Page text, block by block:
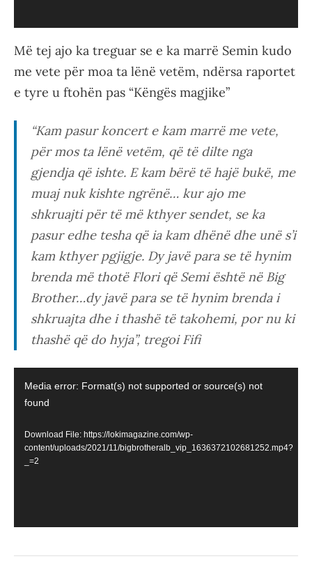
Më tej ajo ka treguar se e ka marrë Semin kudo
me vete për moa ta lënë vetëm, ndërsa raportet
e tyre u ftohën pas “Këngës magjike”
“Kam pasur koncert e kam marrë me vete,
për mos ta lënë vetëm, që të dilte nga
gjendja që ishte. E kam bërë të hajë bukë, me
muaj nuk kishte ngrënë… kur ajo me
shkruajti për të më kthyer sendet, se ka
pasur edhe tesha që ia kam dhënë dhe unë s’i
kam kthyer pgjigje. Dy javë para se të hynim
brenda më thotë Flori që Semi është në Big
Brother…dy javë para se të hynim brenda i
shkruajta dhe i thashë të takohemi, por nu ki
thashë që do hyja”, tregoi Fifi
Player
Media error: Format(s) not supported or source(s) not
found
Download File: https://lokimagazine.com/wp-
content/uploads/2021/11/bigbrotheralb_vip_1636372102681252.mp4?
_=2